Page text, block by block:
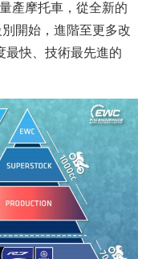
產摩托車，從全新的
開始，進階至更多改
最快、技術最先進的